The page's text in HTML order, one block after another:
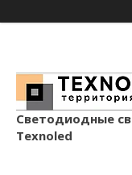
Светодиодные
Texnoled